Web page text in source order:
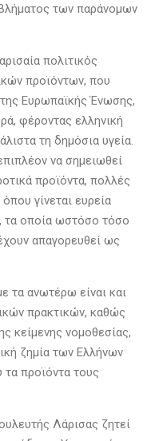
των παράνομων
πολιτικός
προϊόντων, που
Ευρωπαϊκής Ένωσης,
φέροντας ελληνική
τη δημόσια υγεία.
να σημειωθεί
προϊόντα, πολλές
γίνεται ευρεία
οποία ωστόσο τόσο
απαγορευθεί ως
τα ανωτέρω είναι και
πρακτικών, καθώς
κείμενης νομοθεσίας,
ζημία των Ελλήνων
προϊόντα τους
Λάρισας ζητεί